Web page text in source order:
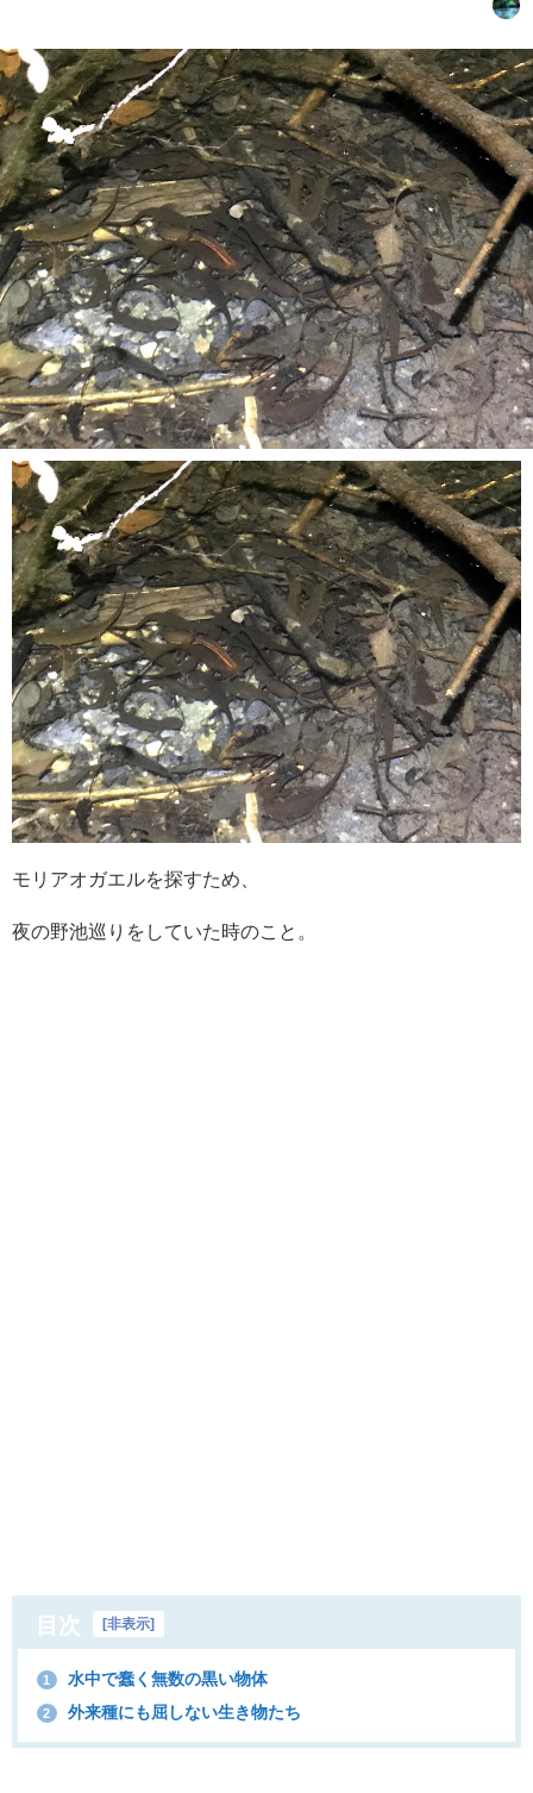
モリアオガエルを探すため、
夜の野池巡りをしていた時のこと。
目次 [非表示]
1 水中で蠢く無数の黒い物体
2 外来種にも屈しない生き物たち